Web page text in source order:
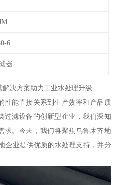
6
器
决方案助力工业水处理升级
性能直接关系到生产效率和产品质
过滤设备的创新型企业，我们深知
求。今天，我们将聚焦乌鲁木齐地
企业提供优质的水处理支持，并分